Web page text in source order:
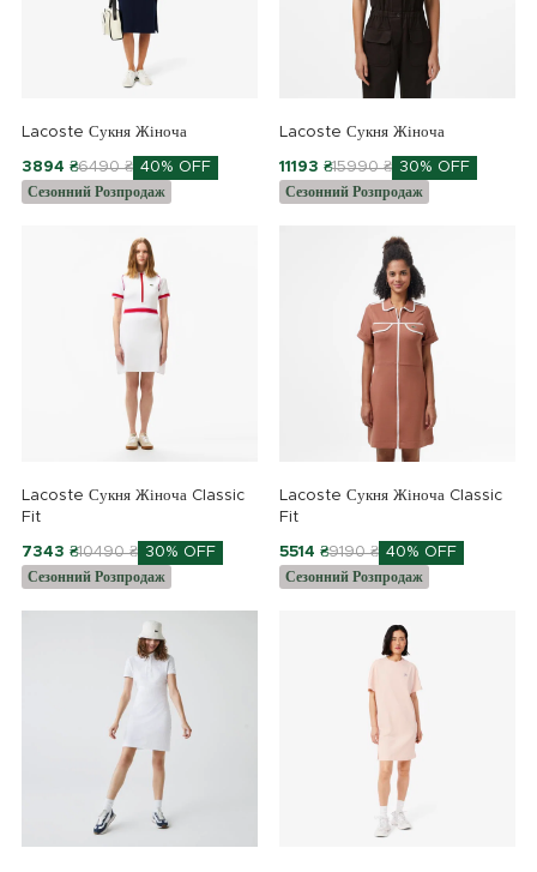
Lacoste Сукня Жіноча
3894 ₴6490 ₴ 40% OFF
Сезонний Розпродаж
Lacoste Сукня Жіноча
11193 ₴15990 ₴ 30% OFF
Сезонний Розпродаж
Lacoste Сукня Жіноча Classic
Fit
7343 ₴10490 ₴ 30% OFF
Сезонний Розпродаж
Lacoste Сукня Жіноча Classic
Fit
5514 ₴9190 ₴ 40% OFF
Сезонний Розпродаж